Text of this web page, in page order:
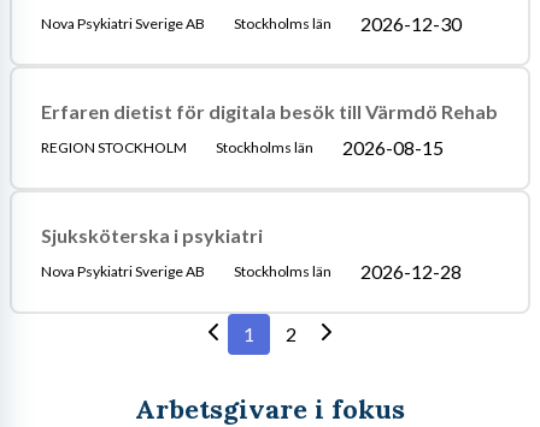
Nova Psykiatri Sverige AB Stockholms län 2026-12-30
Erfaren dietist för digitala besök till Värmdö Rehab
REGION STOCKHOLM Stockholms län 2026-08-15
Sjuksköterska i psykiatri
Nova Psykiatri Sverige AB Stockholms län 2026-12-28
1 2
Arbetsgivare i fokus